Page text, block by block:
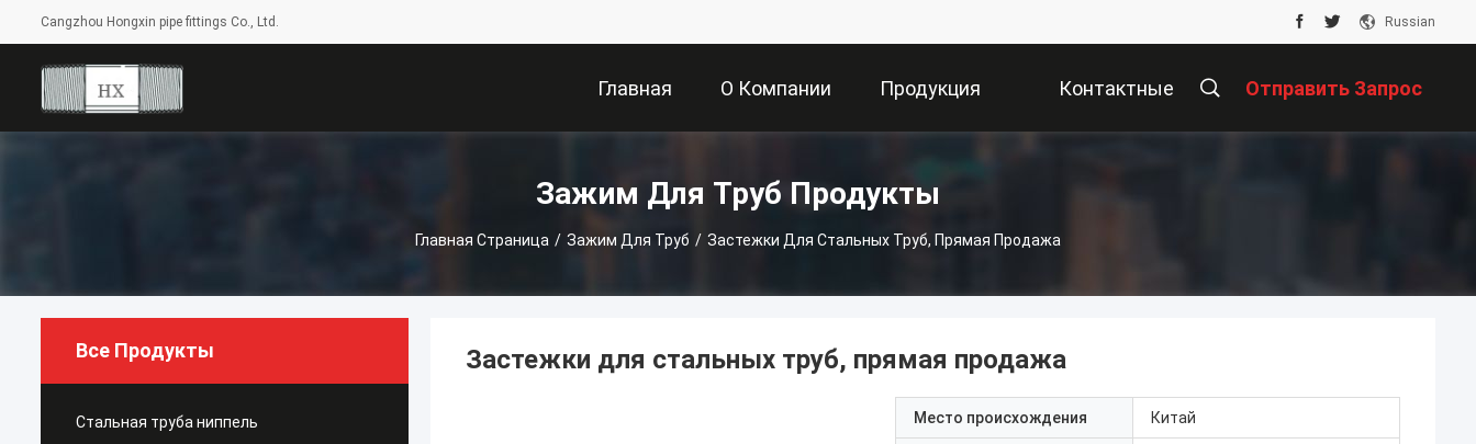
Cangzhou Hongxin pipe fittings Co., Ltd. Russian
Главная
Страница
О Компании Продукция Контактные Отправить Запрос
Зажим Для Труб Продукты
Главная Страница / Зажим Для Труб / Застежки Для Стальных Труб, Прямая Продажа
Все Продукты
Стальная труба ниппель
Застежки для стальных труб, прямая продажа
Место происхождения Китай